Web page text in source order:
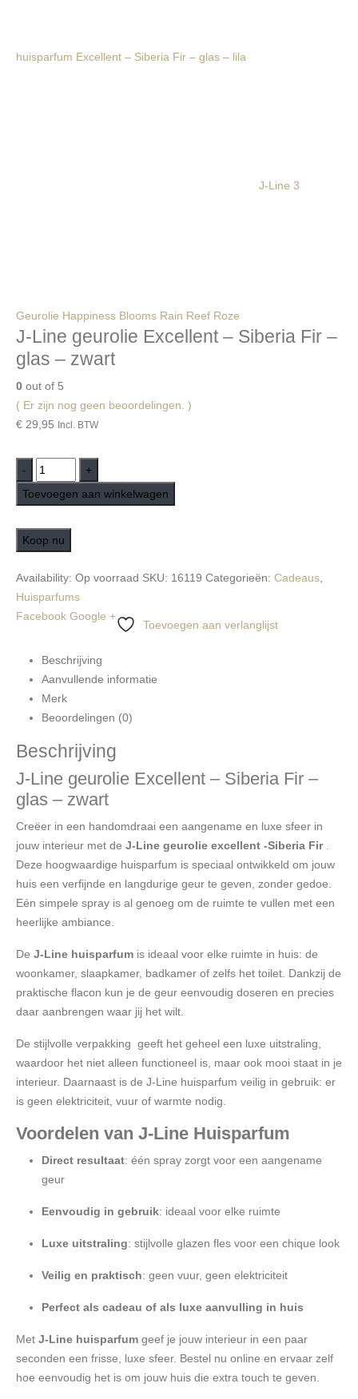
huisparfum Excellent – Siberia Fir – glas – lila
J-Line 3
Geurolie Happiness Blooms Rain Reef Roze
J-Line geurolie Excellent – Siberia Fir –
glas – zwart
0 out of 5
( Er zijn nog geen beoordelingen. )
€ 29,95 Incl. BTW
-
+
Toevoegen aan winkelwagen
Koop nu
Availability: Op voorraad SKU: 16119 Categorieën: Cadeaus
Huisparfums
Facebook Google +
Toevoegen aan verlanglijst
Beschrijving
Aanvullende informatie
Merk
Beoordelingen (0)
Beschrijving
J-Line geurolie Excellent – Siberia Fir –
glas – zwart
Creëer in een handomdraai een aangename en luxe sfeer in
jouw interieur met de J-Line geurolie excellent -Siberia Fir
Deze hoogwaardige huisparfum is speciaal ontwikkeld om jouw
huis een verfijnde en langdurige geur te geven, zonder gedoe.
Eén simpele spray is al genoeg om de ruimte te vullen met een
heerlijke ambiance.
De J-Line huisparfum is ideaal voor elke ruimte in huis: de
woonkamer, slaapkamer, badkamer of zelfs het toilet. Dankzij de
praktische flacon kun je de geur eenvoudig doseren en precies
daar aanbrengen waar jij het wilt.
De stijlvolle verpakking geeft het geheel een luxe uitstraling,
waardoor het niet alleen functioneel is, maar ook mooi staat in je
interieur. Daarnaast is de J-Line huisparfum veilig in gebruik: er
is geen elektriciteit, vuur of warmte nodig.
Voordelen van J-Line Huisparfum
Direct resultaat: één spray zorgt voor een aangename
geur
Eenvoudig in gebruik: ideaal voor elke ruimte
Luxe uitstraling: stijlvolle glazen fles voor een chique look
Veilig en praktisch: geen vuur, geen elektriciteit
Perfect als cadeau of als luxe aanvulling in huis
Met J-Line huisparfum geef je jouw interieur in een paar
seconden een frisse, luxe sfeer. Bestel nu online en ervaar zelf
hoe eenvoudig het is om jouw huis die extra touch te geven.